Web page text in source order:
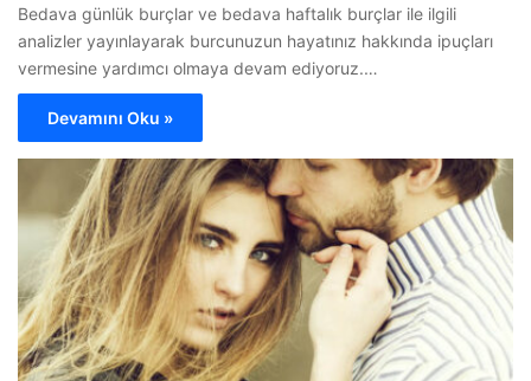
Bedava günlük burçlar ve bedava haftalık burçlar ile ilgili
analizler yayınlayarak burcunuzun hayatınız hakkında ipuçları
vermesine yardımcı olmaya devam ediyoruz.…
Devamını Oku »